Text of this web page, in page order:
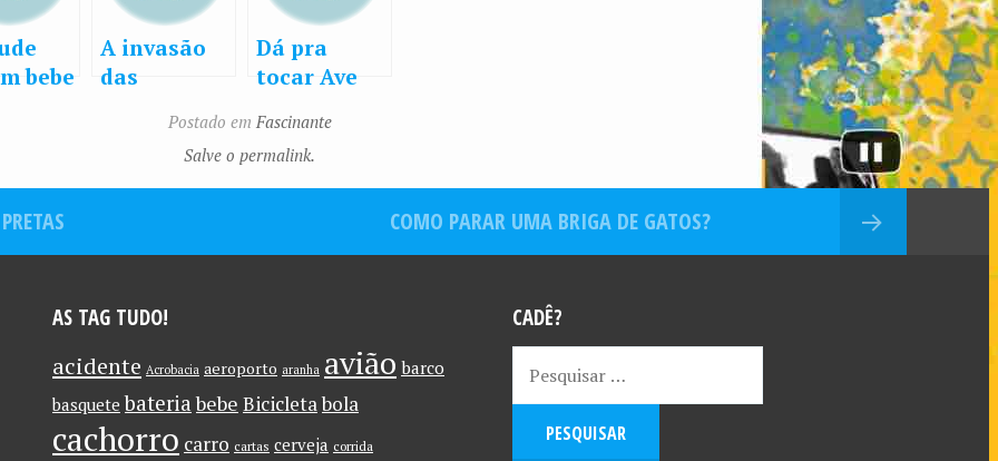
bebe
A invasão
das
Dá pra
tocar Ave
serra de
cortar?
Postado em Fascinante
Salve o permalink.
COMO PARAR UMA BRIGA DE GATOS?
AS TAG TUDO!
acidente Acrobacia aeroporto aranha avião barco
basquete bateria bebe Bicicletabola
cachorro carro cartas cerveja corrida
CADÊ?